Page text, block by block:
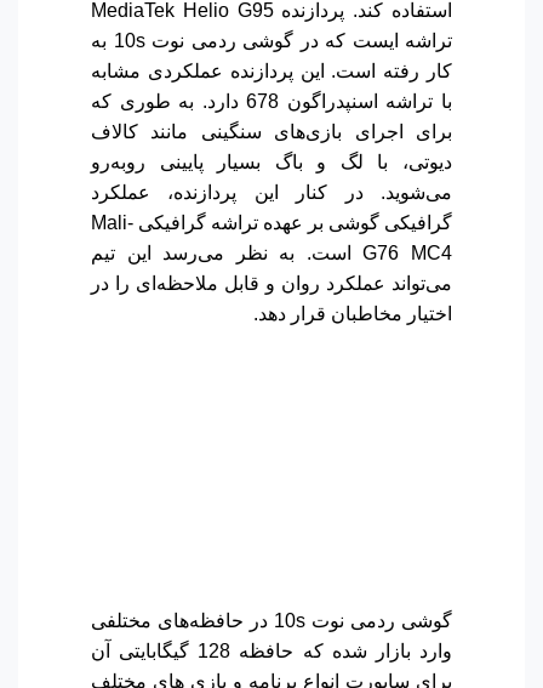
استفاده کند. پردازنده MediaTek Helio G95
تراشه ایست که در گوشی ردمی نوت 10s به
کار رفته است. این پردازنده عملکردی مشابه
با تراشه اسنپدراگون 678 دارد. به طوری که
برای اجرای بازی‌های سنگینی مانند کالاف
دیوتی، با لگ و باگ بسیار پایینی روبه‌رو
می‌شوید. در کنار این پردازنده، عملکرد
گرافیکی گوشی بر عهده تراشه گرافیکی Mali-
G76 MC4 است. به نظر می‌رسد این تیم
می‌تواند عملکرد روان و قابل ملاحظه‌ای را در
اختیار مخاطبان قرار دهد.
گوشی ردمی نوت 10s در حافظه‌های مختلفی
وارد بازار شده که حافظه 128 گیگابایتی آن
برای ساپورت انواع برنامه و بازی های مختلف